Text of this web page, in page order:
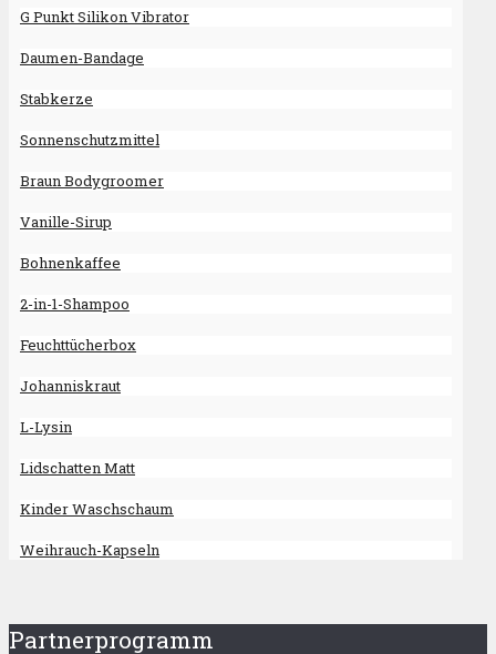
G Punkt Silikon Vibrator
Daumen-Bandage
Stabkerze
Sonnenschutzmittel
Braun Bodygroomer
Vanille-Sirup
Bohnenkaffee
2-in-1-Shampoo
Feuchttücherbox
Johanniskraut
L-Lysin
Lidschatten Matt
Kinder Waschschaum
Weihrauch-Kapseln
Partnerprogramm